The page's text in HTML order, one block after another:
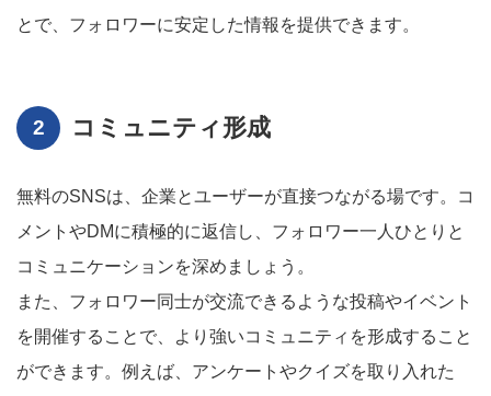
とで、フォロワーに安定した情報を提供できます。
コミュニティ形成
無料のSNSは、企業とユーザーが直接つながる場です。コ
メントやDMに積極的に返信し、フォロワー一人ひとりと
コミュニケーションを深めましょう。
また、フォロワー同士が交流できるような投稿やイベント
を開催することで、より強いコミュニティを形成すること
ができます。例えば、アンケートやクイズを取り入れた